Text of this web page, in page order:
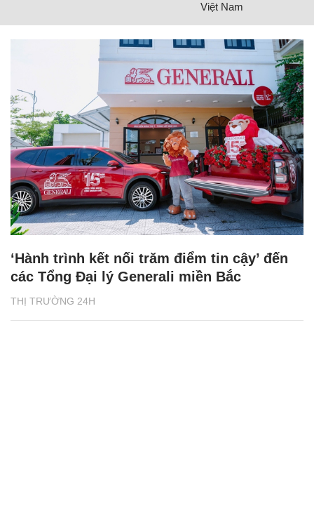
Việt Nam
THỊ TRƯỜNG 24H
‘Hành trình kết nối trăm điểm tin cậy’ đến
các Tổng Đại lý Generali miền Bắc